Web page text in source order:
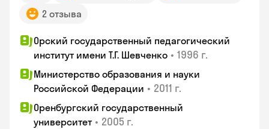
2 отзыва
Орский государственный педагогический
институт имени Т.Г. Шевченко • 1996 г.
Министерство образования и науки
Российской Федерации • 2011 г.
Оренбургский государственный
университет • 2005 г.